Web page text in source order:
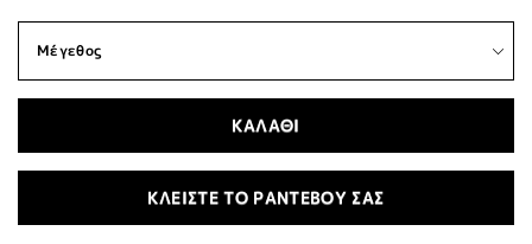
ΚΑΛΑΘΙ
ΚΛΕΙΣΤΕ ΤΟ ΡΑΝΤΕΒΟΥ ΣΑΣ